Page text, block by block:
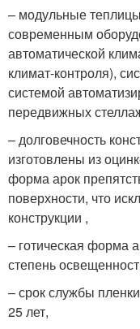
– модульные
современным
автоматической
климат-контроля),
системой
передвижных
– долговечность
изготовлены из
форма арок
поверхности, что
конструкции ,
– готическая форма
степень
– срок службы
25 лет,